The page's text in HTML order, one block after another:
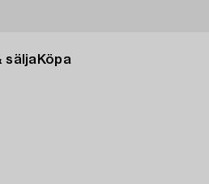
sälja Köpa